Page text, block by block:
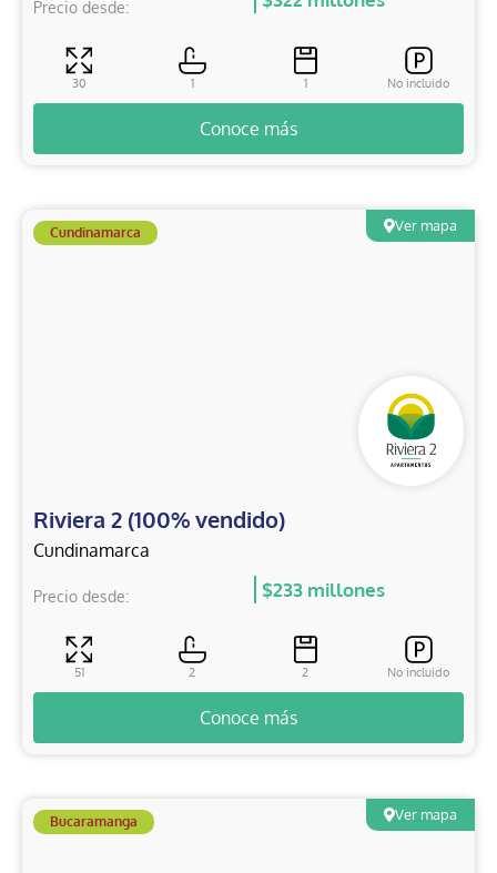
Precio desde:
30 1 1 No incluido
Conoce más
Ver mapa
Cundinamarca
Riviera 2 (100% vendido)
Cundinamarca
Precio desde: $233 millones
51 2 2 No incluido
Conoce más
Ver mapa
Bucaramanga